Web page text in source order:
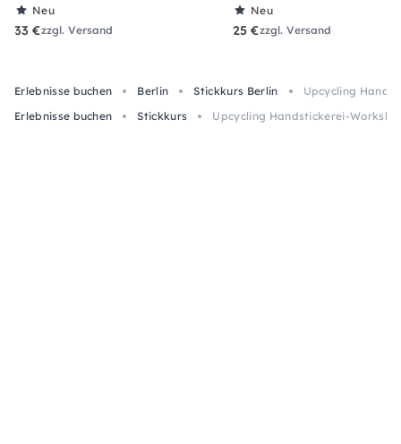
Neu
33 €zzgl. Versand
Neu
25 €zzgl. Versand
Erlebnisse buchen Berlin Stickkurs Berlin
Upcycling
Erlebnisse buchen
Stickkurs Upcycling Handstickerei-